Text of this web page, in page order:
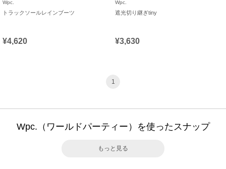
Wpc.
トラックソールレインブーツ
¥4,620
Wpc.
遮光切り継ぎtiny
¥3,630
1
Wpc.（ワールドパーティー）を使ったスナップ
もっと見る